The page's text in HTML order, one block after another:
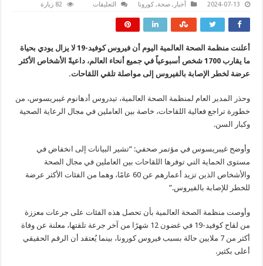
2024-07-13 أخبار ,صحة,كورونا التعليقات
يقتل
1700
شخص
أسبوعيًا
82 زيارة
أعلنت منظمة الصحة العالمية اليوم أن فيروس كوفيد-19 لا يزال يودي بحياة
ما يقارب 1700 شخص أسبوعياً في جميع أنحاء العالم، داعيةً الأشخاص الأكثر
عرضة لخطر الإصابة بالفيروس إلى مواصلة تلقي اللقاحات.
وحذر المدير العام لمنظمة الصحة العالمية، تيدروس أدهانوم غيبريسوس، من
خطورة تراجع فعالية اللقاحات، خاصة بين العاملين في مجال الرعاية الصحية
وكبار السن.
وأوضح غيبريسوس في مؤتمر صحفي: “تشير البيانات إلى انخفاض في
مستوى الحماية التي توفرها اللقاحات بين العاملين في مجال الصحة
والأشخاص الذين تزيد أعمارهم عن 60 عامًا، وهما من الفئات الأكثر عرضة
للخطر للإصابة بالفيروس.”
وأوصت منظمة الصحة العالمية بأن تحصل هذه الفئات على جرعات معززة
من لقاح كوفيد-19 في غضون 12 شهرًا من آخر جرعة تلقتها، معلنة عن وفاة
أكثر من 7 ملايين حالة بسبب فيروس كورونا، بينما يُعتقد أن الرقم الحقيقي
أعلى بكثير.